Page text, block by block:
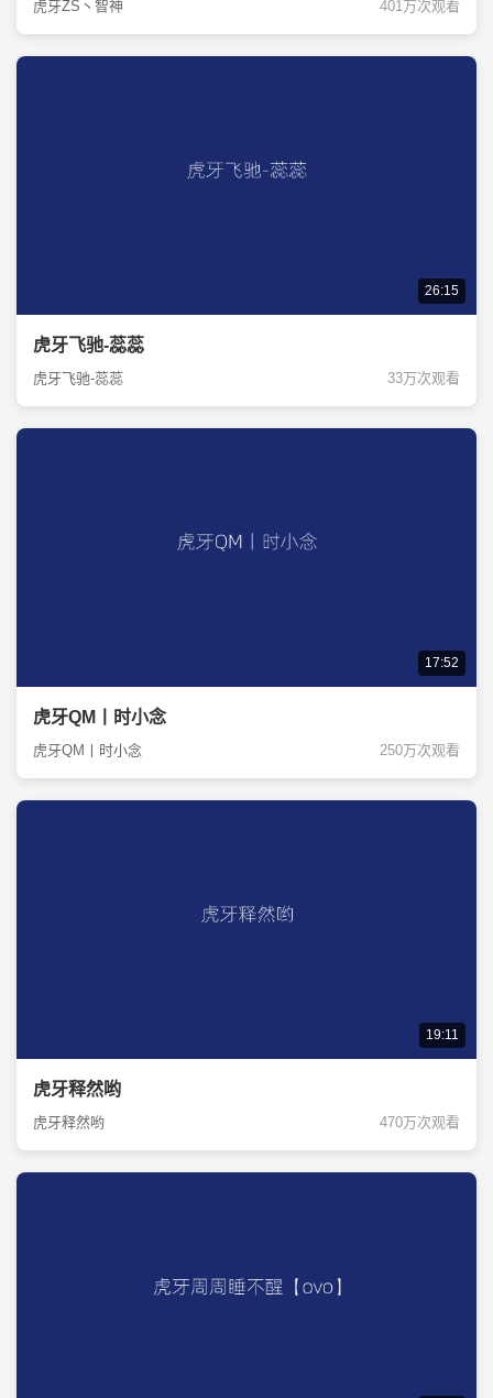
虎牙ZS丶智神 401万次观看
26:15
虎牙飞驰-蕊蕊
虎牙飞驰-蕊蕊 33万次观看
17:52
虎牙QM丨时小念
虎牙QM丨时小念 250万次观看
19:11
虎牙释然哟
虎牙释然哟 470万次观看